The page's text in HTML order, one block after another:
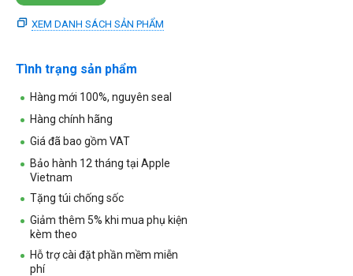
XEM DANH SÁCH SẢN PHẨM
Tình trạng sản phẩm
Hàng mới 100%, nguyên seal
Hàng chính hãng
Giá đã bao gồm VAT
Bảo hành 12 tháng tại Apple
Vietnam
Tặng túi chống sốc
Giảm thêm 5% khi mua phụ kiện
kèm theo
Hỗ trợ cài đặt phần mềm miễn
phí